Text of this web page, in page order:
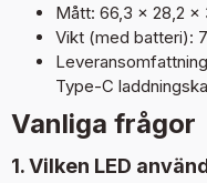
Mått: 66,3 × 28,2 ×
Vikt (med batteri):
Type-C
Vanliga frågor
1. Vilken LED